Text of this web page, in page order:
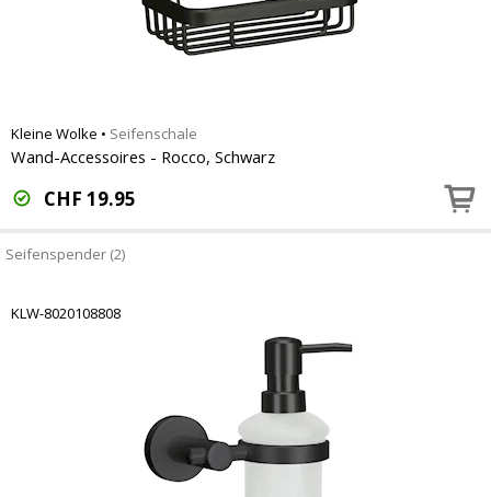
Kleine Wolke • Seifenschale
Wand-Accessoires - Rocco, Schwarz
CHF 19.95
Seifenspender (2)
KLW-8020108808